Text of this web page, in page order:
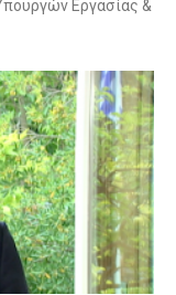
Εργασίας &